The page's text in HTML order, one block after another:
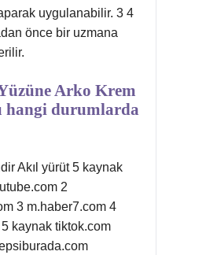
uygulanabilir. 3 4
önce bir uzmana
Arko Krem
hangi durumlarda
Akıl yürüt 5 kaynak
2
3 m.haber7.com 4
kaynak tiktok.com